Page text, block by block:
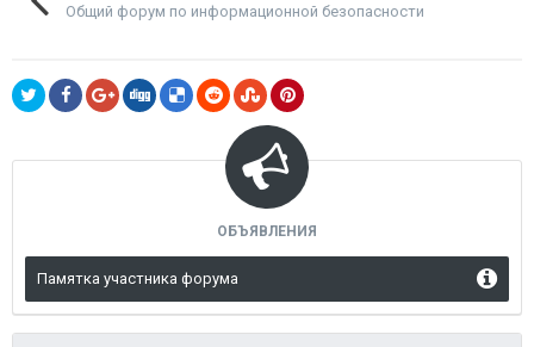
Общий форум по информационной безопасности
ОБЪЯВЛЕНИЯ
Памятка участника форума